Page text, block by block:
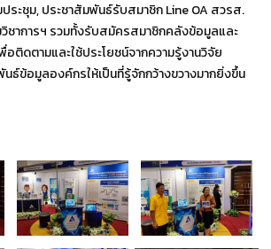
ระชุม, ประชาสัมพันธ์รับสมาชิก Line OA สวรส.
ชาการฯ รวมทั้งรับสมัครสมาชิกคลังข้อมูลและ
ติดตามและใช้ประโยชน์จากความรู้งานวิจัย
ธ์ข้อมูลองค์กรให้เป็นที่รู้จักกว้างขวางมากยิ่งขึ้น